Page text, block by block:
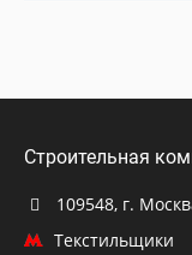
Строительная
109548, г.
Текстильщики